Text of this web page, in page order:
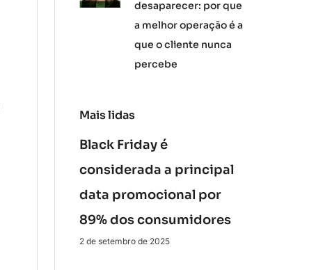
desaparecer: por que
a melhor operação é a
que o cliente nunca
percebe
Mais lidas
Black Friday é
considerada a principal
data promocional por
89% dos consumidores
2 de setembro de 2025